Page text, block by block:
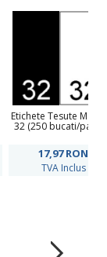
Etichete Tesute
32 (250 bucati/
17,97RON
TVA Inclus